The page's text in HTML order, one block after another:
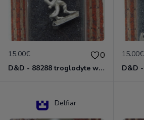
15.00€ 0
D&D - 88288 troglodyte with long Miniature - Donjons Dragons
15.00€
Delfiar